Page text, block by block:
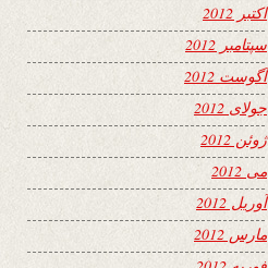
اکتبر 2012
سپتامبر 2012
آگوست 2012
جولای 2012
ژوئن 2012
می 2012
آوریل 2012
مارس 2012